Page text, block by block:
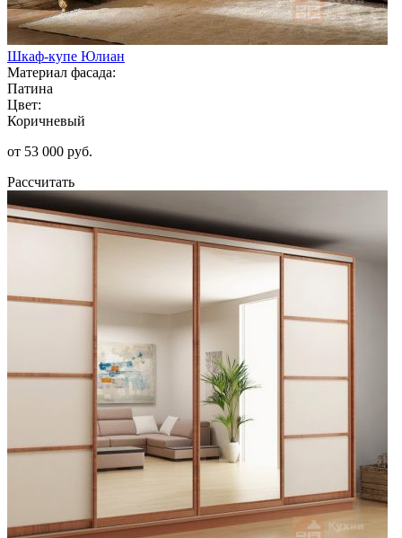
Шкаф-купе Юлиан
Материал фасада:
Патина
Цвет:
Коричневый
от 53 000 руб.
Рассчитать